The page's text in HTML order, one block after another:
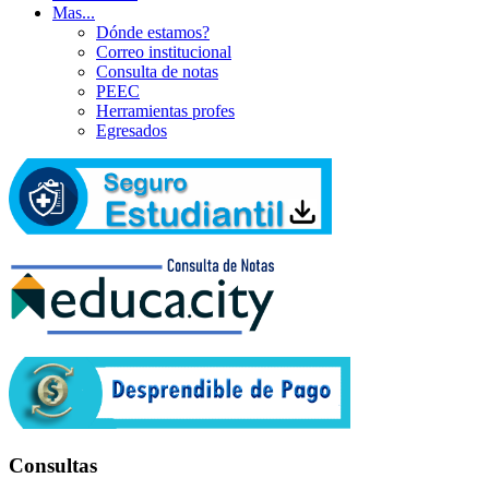
Mas...
Dónde estamos?
Correo institucional
Consulta de notas
PEEC
Herramientas profes
Egresados
Consultas